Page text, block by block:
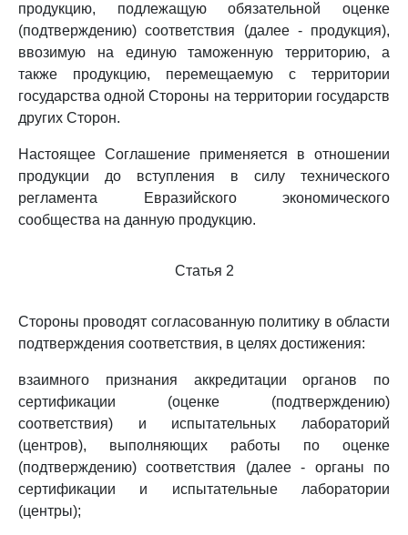
продукцию, подлежащую обязательной оценке
(подтверждению) соответствия (далее - продукция),
ввозимую на единую таможенную территорию, а
также продукцию, перемещаемую с территории
государства одной Стороны на территории государств
других Сторон.
Настоящее Соглашение применяется в отношении
продукции до вступления в силу технического
регламента Евразийского экономического
сообщества на данную продукцию.
Статья 2
Стороны проводят согласованную политику в области
подтверждения соответствия, в целях достижения:
взаимного признания аккредитации органов по
сертификации (оценке (подтверждению)
соответствия) и испытательных лабораторий
(центров), выполняющих работы по оценке
(подтверждению) соответствия (далее - органы по
сертификации и испытательные лаборатории
(центры);